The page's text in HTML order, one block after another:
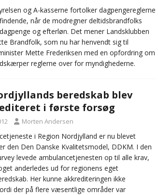
og A-kasserne fortolker dagpengereglerne
når de modregner deltidsbrandfolks
og efterløn. Det mener Landsklubben
Brandfolk, som nu har henvendt sig til
Mette Frederiksen med en opfordring om
reglerne over for myndighederne.
beredskab blev
i første forsøg
Morten Andersen
i Region Nordjylland er nu blevet
den Den Danske Kvalitetsmodel, DDKM. I den
levede ambulancetjenesten op til alle krav,
anderledes ud for regionens eget
Her kunne akkrediteringen ikke
der på flere væsentlige områder var